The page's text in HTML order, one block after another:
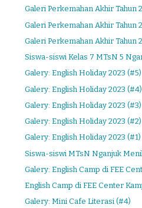
Galeri Perkemahan Akhir Tahun
Galeri Perkemahan Akhir Tahun
Galeri Perkemahan Akhir Tahun
Siswa-siswi Kelas 7 MTsN 5
Galery: English Holiday 2023 (#5)
Galery: English Holiday 2023 (#4)
Galery: English Holiday 2023 (#3)
Galery: English Holiday 2023 (#2)
Galery: English Holiday 2023 (#1)
Siswa-siswi MTsN Nganjuk
Galery: English Camp di FEE
English Camp di FEE Center
Galery: Mini Cafe Literasi (#4)